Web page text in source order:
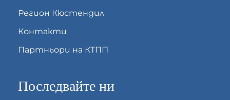
Регион Кюстендил
Контакти
Партньори на КТПП
Последвайте ни